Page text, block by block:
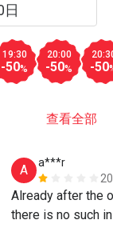
19:30
-50%
20:00
-50% -50
查看全部
A
a***r
Already after the
there is no such